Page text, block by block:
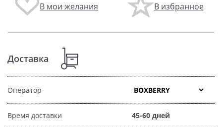
В мои желания В избранное
Доставка
Оператор
Время доставки 45-60 дней